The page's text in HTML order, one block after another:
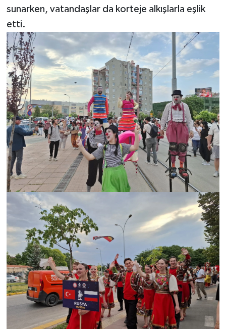
sunarken, vatandaşlar da korteje alkışlarla eşlik
etti.